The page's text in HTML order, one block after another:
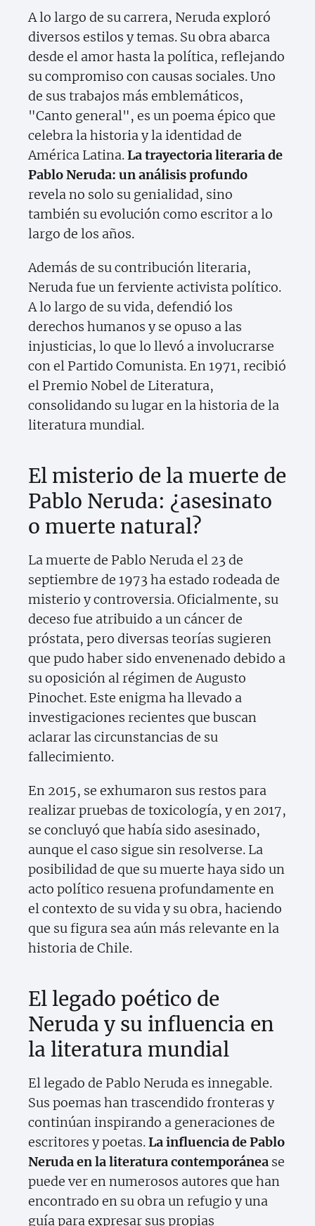
A lo largo de su carrera, Neruda exploró
diversos estilos y temas. Su obra abarca
desde el amor hasta la política, reflejando
su compromiso con causas sociales. Uno
de sus trabajos más emblemáticos,
"Canto general", es un poema épico que
celebra la historia y la identidad de
América Latina.La trayectoria literaria de
Pablo Neruda: un análisis profundo
revela no solo su genialidad, sino
también su evolución como escritor a lo
largo de los años.
Además de su contribución literaria,
Neruda fue un ferviente activista político.
A lo largo de su vida, defendió los
derechos humanos y se opuso a las
injusticias, lo que lo llevó a involucrarse
con el Partido Comunista. En 1971, recibió
el Premio Nobel de Literatura,
consolidando su lugar en la historia de la
literatura mundial.
El misterio de la muerte de
Pablo Neruda: ¿asesinato
o muerte natural?
La muerte de Pablo Neruda el 23 de
septiembre de 1973 ha estado rodeada de
misterio y controversia. Oficialmente, su
deceso fue atribuido a un cáncer de
próstata, pero diversas teorías sugieren
que pudo haber sido envenenado debido a
su oposición al régimen de Augusto
Pinochet. Este enigma ha llevado a
investigaciones recientes que buscan
aclarar las circunstancias de su
fallecimiento.
En 2015, se exhumaron sus restos para
realizar pruebas de toxicología, y en 2017,
se concluyó que había sido asesinado,
aunque el caso sigue sin resolverse. La
posibilidad de que su muerte haya sido un
acto político resuena profundamente en
el contexto de su vida y su obra, haciendo
que su figura sea aún más relevante en la
historia de Chile.
El legado poético de
Neruda y su influencia en
la literatura mundial
El legado de Pablo Neruda es innegable.
Sus poemas han trascendido fronteras y
continúan inspirando a generaciones de
escritores y poetas.La influencia de Pablo
Neruda en la literatura contemporánea se
puede ver en numerosos autores que han
encontrado en su obra un refugio y una
guía para expresar sus propias